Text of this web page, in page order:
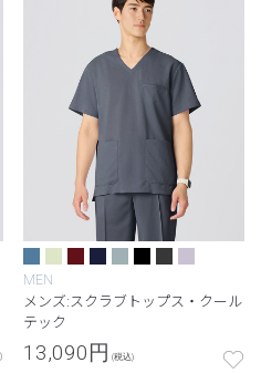
MEN
メンズ:スクラブトップス・クール
テック
13,090円 (税込)